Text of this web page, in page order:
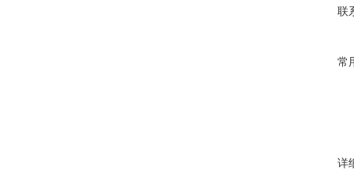
联
常
详